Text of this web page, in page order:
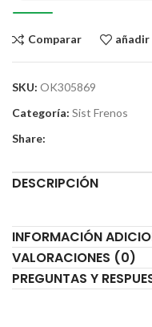
Comparar
SKU: OK305869
Categoría: Sist Frenos
Share:
DESCRIPCIÓN
INFORMACIÓN
VALORACIONES (0)
PREGUNTAS Y